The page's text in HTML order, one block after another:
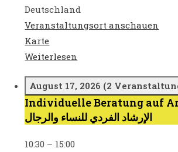
Deutschland
Veranstaltungsort anschauen
KarteHaus
der
Weiterlesen
August 17, 2026 (2
Individuelle
Beratung
Arabisch
Individuelle Beratung auf
الإرشاد الفردي للنساء والرجال
10:30 – 15:00